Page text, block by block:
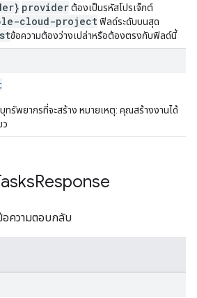
providerต้องเป็นรหัสโปรเจ็กต์
cloud-projectฟิลด์ระดับบนสุด
ข้อความต้องว่างเปล่าหรือต้องตรงกับฟิลด์นี้
ทรัพยากรที่จะสร้าง หมายเหตุ: คุณสร้างงานได้
ว
Response
อความตอบกลับ